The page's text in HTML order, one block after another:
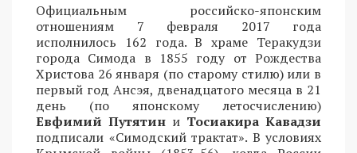
Официальным российско-японским
отношениям 7 февраля 2017 года
исполнилось 162 года. В храме Теракудзи
города Симода в 1855 году от Рождества
Христова 26 января (по старому стилю) или в
первый год Ансэя, двенадцатого месяца в 21
день (по японскому летосчислению)
Евфимий Путятин и Тосиакира Кавадзи
подписали «Симодский трактат». В условиях